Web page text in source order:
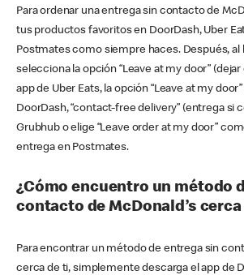
Para ordenar una entrega sin contacto de
tus productos favoritos en DoorDash, Uber
Postmates como siempre haces. Después,
selecciona la opción “Leave at my door” (dejar
app de Uber Eats, la opción “Leave at my
DoorDash, “contact-free delivery” (entrega si
Grubhub o elige “Leave order at my door”
entrega en Postmates.
¿Cómo encuentro un método
contacto de McDonald’s cerca
Para encontrar un método de entrega sin
cerca de ti, simplemente descarga el app de